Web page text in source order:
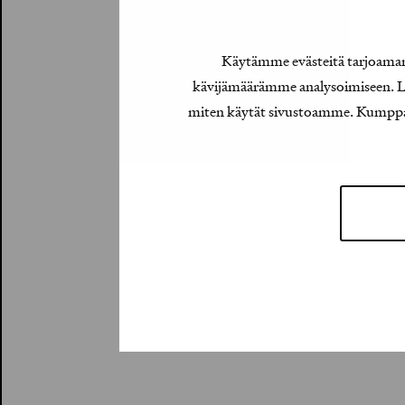
Käytämme evästeitä
kävijämäärämme analysoimiseen.
miten käytät sivustoamme.